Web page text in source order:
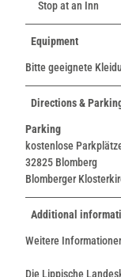
Stop at an Inn
Equipment
Bitte geeignete
Directions &
Parking
kostenlose
32825 Blomberg
Blomberger
Additional
Weitere
Die Lippische